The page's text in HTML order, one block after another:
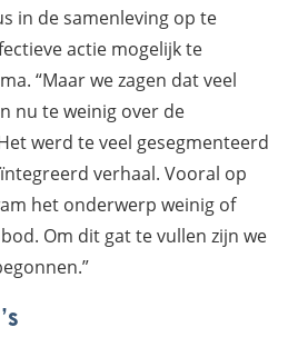
in de samenleving op te
actie mogelijk te
“Maar we zagen dat veel
nu te weinig over de
werd te veel gesegmenteerd
verhaal. Vooral op
het onderwerp weinig of
Om dit gat te vullen zijn we